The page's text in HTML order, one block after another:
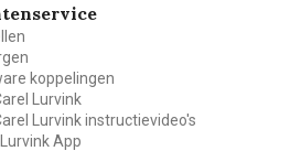
koppelingen
Lurvink
Lurvink instructievideo's
App